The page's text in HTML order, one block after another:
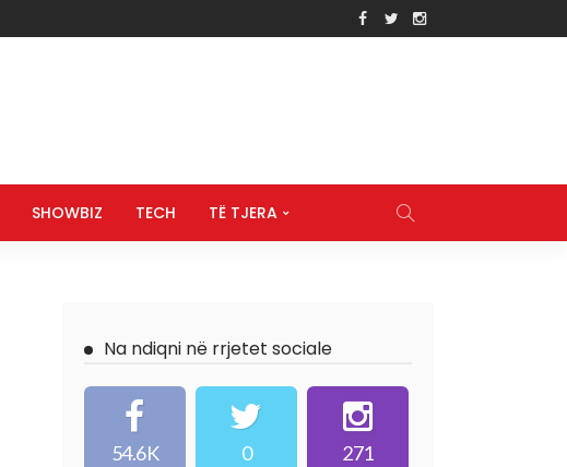
SHOWBIZ TECH TË TJERA
Na ndiqni në rrjetet sociale
54.6K 0 271